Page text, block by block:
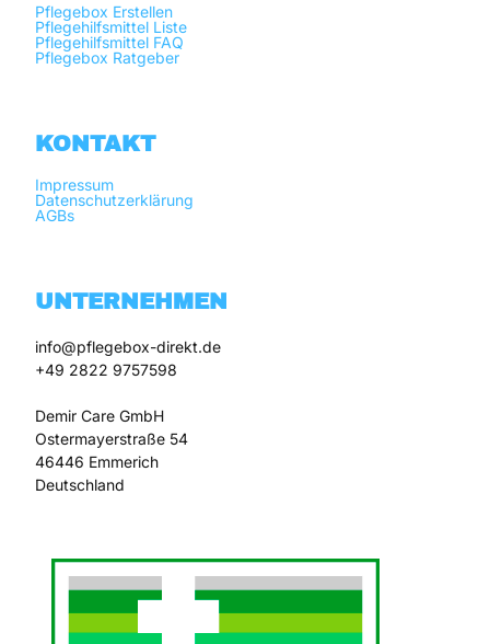
Pflegebox Erstellen
Pflegehilfsmittel Liste
Pflegehilfsmittel FAQ
Pflegebox Ratgeber
KONTAKT
Impressum
Datenschutzerklärung
AGBs
UNTERNEHMEN
info@pflegebox-direkt.de
+49 2822 9757598
Demir Care GmbH
Ostermayerstraße 54
46446 Emmerich